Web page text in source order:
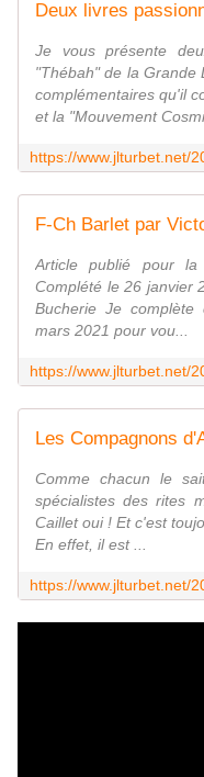
Je vous présente
"Thébah" de la Grande
complémentaires qu'il
et la "Mouvement
Article publié pour
Complété le 26 janvier
Bucherie Je complète
mars 2021 pour vou...
Comme chacun le
spécialistes des rites
Caillet oui ! Et c'est
En effet, il est ...